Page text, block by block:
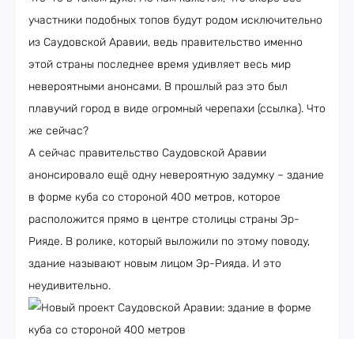
участники подобных топов будут родом исключительно
из Саудовской Аравии, ведь правительство именно
этой страны последнее время удивляет весь мир
невероятными анонсами. В прошлый раз это был
плавучий город в виде огромный черепахи (ссылка). Что
же сейчас?
А сейчас правительство Саудовской Аравии
анонсировало ещё одну невероятную задумку – здание
в форме куба со стороной 400 метров, которое
расположится прямо в центре столицы страны Эр-
Рияде. В ролике, который выложили по этому поводу,
здание называют новым лицом Эр-Рияда. И это
неудивительно.